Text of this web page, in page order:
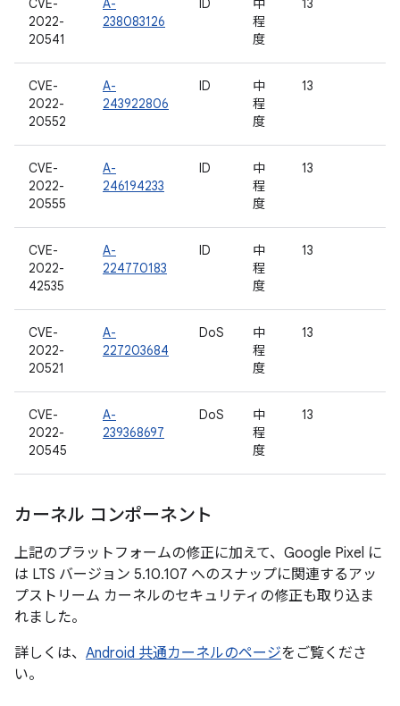
CVE-
2022-
20541
A-
238083126
ID
中
程
度
13
CVE-
2022-
20552
A-
243922806
ID
中
程
度
13
CVE-
2022-
20555
A-
246194233
ID
中
程
度
13
CVE-
2022-
42535
A-
224770183
ID
中
程
度
13
CVE-
2022-
20521
A-
227203684
DoS
中
程
度
13
CVE-
2022-
20545
A-
239368697
DoS
中
程
度
13
カーネル コンポーネント
上記のプラットフォームの修正に加えて、Google Pixel に
は LTS バージョン 5.10.107 へのスナップに関連するアッ
プストリーム カーネルのセキュリティの修正も取り込ま
れました。
詳しくは、 Android 共通カーネルのページをご覧くださ
い。